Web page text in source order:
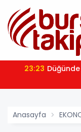
23:23
Anasayfa